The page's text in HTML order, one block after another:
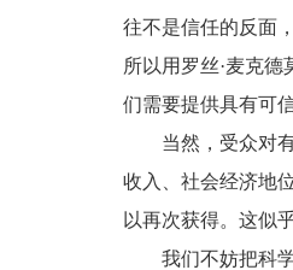
往不是信任的反面
所以用罗丝·麦克
们需要提供具有可
当然，受众对
收入、社会经济地
以再次获得。这似
我们不妨把科